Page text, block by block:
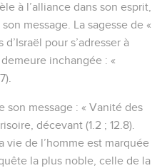
à l’alliance dans son esprit,
message. La sagesse de «
pour s’adresser à
inchangée : «
son message : « Vanité des
décevant (1.2 ; 12.8).
vie de l’homme est marquée
la plus noble, celle de la